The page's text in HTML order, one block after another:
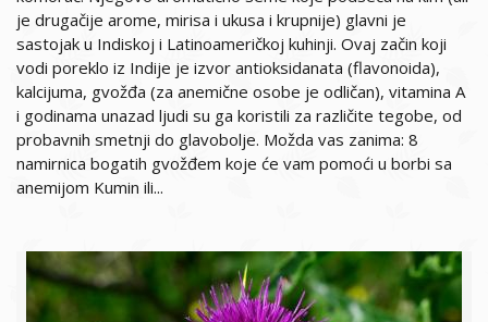
je drugačije arome, mirisa i ukusa i krupnije) glavni je
sastojak u Indiskoj i Latinoameričkoj kuhinji. Ovaj začin koji
vodi poreklo iz Indije je izvor antioksidanata (flavonoida),
kalcijuma, gvožđa (za anemične osobe je odličan), vitamina A
i godinama unazad ljudi su ga koristili za različite tegobe, od
probavnih smetnji do glavobolje. Možda vas zanima: 8
namirnica bogatih gvožđem koje će vam pomoći u borbi sa
anemijom Kumin ili...